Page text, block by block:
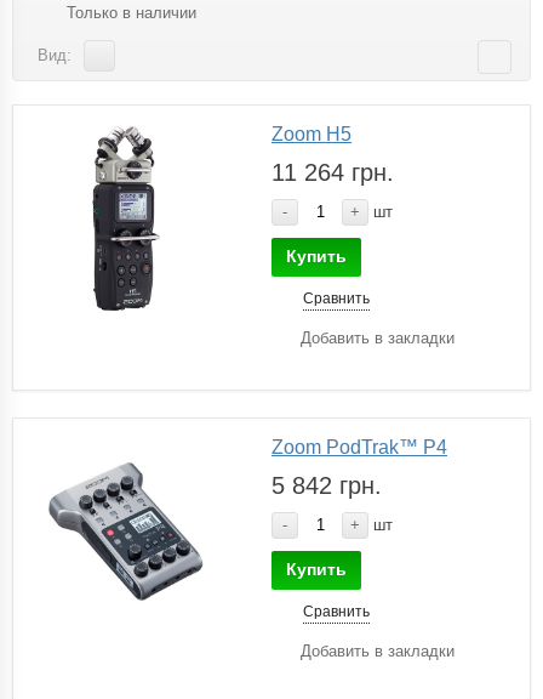
Только в наличии
Вид:
Zoom H5
11 264 грн.
- + шт
Купить
Сравнить
Добавить в закладки
Zoom PodTrak™ P4
5 842 грн.
- + шт
Купить
Сравнить
Добавить в закладки